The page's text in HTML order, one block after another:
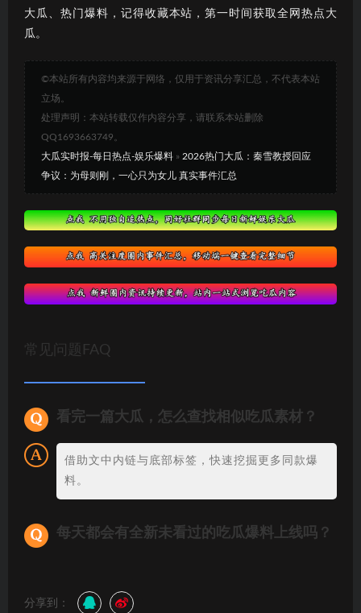
大瓜、热门爆料，记得收藏本站，第一时间获取全网热点大
瓜。
©本站所有内容均来源于网络，仅用于资讯分享汇总，不代表本站
立场。
处理声明：本站转载仅作内容分享，请联系本站删除
QQ1693663749。
大瓜实时报-每日热点-娱乐爆料 » 2026热门大瓜：秦雪教授回应
争议：为母则刚，一心只为女儿 真实事件汇总
常见问题FAQ
看完一篇大瓜，怎么查找相似吃瓜素材？
借助文中内链与底部标签，快速挖掘更多同款爆
料。
每天都会有全新未看过的吃瓜爆料上线吗？
分享到：